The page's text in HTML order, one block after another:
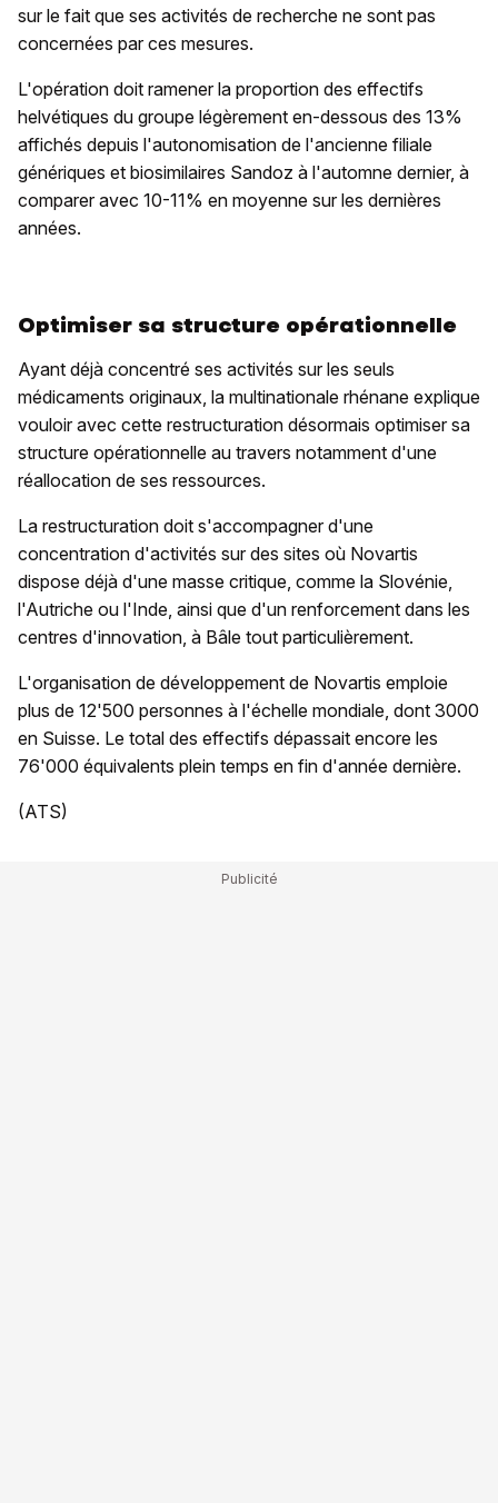
sur le fait que ses activités de recherche ne sont pas
concernées par ces mesures.
L'opération doit ramener la proportion des effectifs
helvétiques du groupe légèrement en-dessous des 13%
affichés depuis l'autonomisation de l'ancienne filiale
génériques et biosimilaires Sandoz à l'automne dernier, à
comparer avec 10-11% en moyenne sur les dernières
années.
Optimiser sa structure opérationnelle
Ayant déjà concentré ses activités sur les seuls
médicaments originaux, la multinationale rhénane explique
vouloir avec cette restructuration désormais optimiser sa
structure opérationnelle au travers notamment d'une
réallocation de ses ressources.
La restructuration doit s'accompagner d'une
concentration d'activités sur des sites où Novartis
dispose déjà d'une masse critique, comme la Slovénie,
l'Autriche ou l'Inde, ainsi que d'un renforcement dans les
centres d'innovation, à Bâle tout particulièrement.
L'organisation de développement de Novartis emploie
plus de 12'500 personnes à l'échelle mondiale, dont 3000
en Suisse. Le total des effectifs dépassait encore les
76'000 équivalents plein temps en fin d'année dernière.
(ATS)